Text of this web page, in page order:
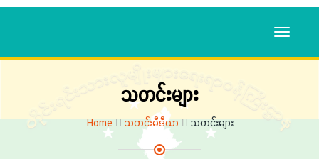
Toggle
သတင်းများ
Home သတင်းမီဒီယာ သတင်းများ